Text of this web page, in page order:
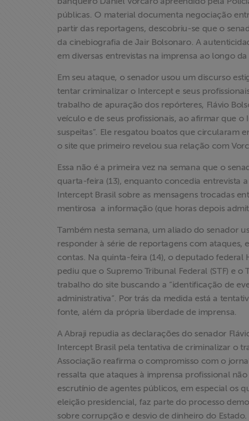
Documentários
Homenageados
>> Conteúdo
exclusivo para
Assine a nossa
Fale Conosco
públicas. O material documenta negociação
partir das reportagens, descobriu-se que o
da cinebiografia de Jair Bolsonaro. A
em diversas entrevistas na imprensa ao longo
Em seu ataque, o senador usou um discurso
tentar criminalizar o Intercept e seus
trabalho de apuração dos repórteres, Flávio
veículo e de seus profissionais, ao afirmar que o
suspeitas”. Ele resgatou boatos que circularam
o site que primeiro revelou sua relação com
Essa não é a primeira vez na semana que o
quarta-feira (13), enquanto concedia entrevista
Intercept Brasil sobre as mensagens trocadas
mentirosa a informação (que horas depois
Também nesta semana, um aliado do senador
responder à série de reportagens com ataques,
contas. Na quinta-feira (14), o deputado federal
pediu que o Supremo Tribunal Federal (STF) e o
trabalho do site buscando a “identificação de
administrativa”. Por trás da medida está a
fonte, além da própria liberdade de imprensa.
A Abraji repudia as declarações do senador
Intercept Brasil pela tentativa de criminalizar o
Associação reafirma o compromisso com o
ressalta que ataques à imprensa profissional
escrutínio de agentes públicos, em especial os
eleição presidencial, faz parte do processo
sobre corrupção e desvio de dinheiro do